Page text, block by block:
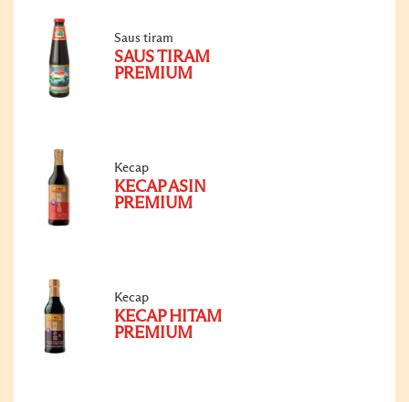
Saus tiram
SAUS TIRAM
PREMIUM
Kecap
KECAP ASIN
PREMIUM
Kecap
KECAP HITAM
PREMIUM